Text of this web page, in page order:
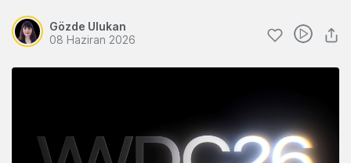
Gözde Ulukan
08 Haziran 2026